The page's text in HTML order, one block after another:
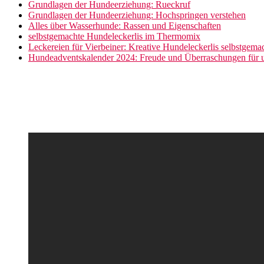
Grundlagen der Hundeerziehung: Rueckruf
Grundlagen der Hundeerziehung: Hochspringen verstehen
Alles über Wasserhunde: Rassen und Eigenschaften
selbstgemachte Hundeleckerlis im Thermomix
Leckereien für Vierbeiner: Kreative Hundeleckerlis
Hundeadventskalender 2024: Freude und Überraschungen für